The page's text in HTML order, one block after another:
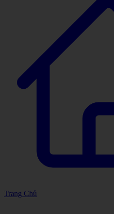
Trang Chủ